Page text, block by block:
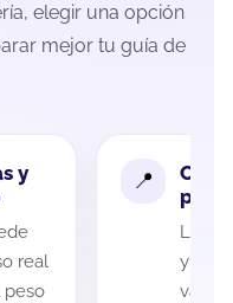
elegir una opción
mejor tu guía de
y
real
La
y San
variar